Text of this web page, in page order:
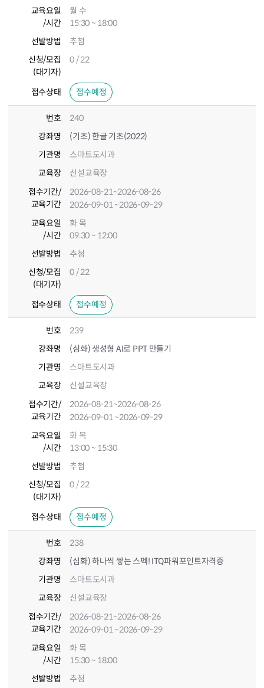
교육요일
/시간
월 수
15:30 ~ 18:00
선발방법
추첨
신청/모집
(대기자)
0 / 22
접수상태 접수예정
번호
240
강좌명
(기초) 한글 기초(2022)
기관명
스마트도시과
교육장
신설교육장
접수기간/
교육기간
2026-08-21~2026-08-26
2026-09-01~2026-09-29
교육요일
/시간
화 목
09:30 ~ 12:00
선발방법
추첨
신청/모집
(대기자)
0 / 22
접수상태 접수예정
번호
239
강좌명
(심화) 생성형 AI로 PPT 만들기
기관명
스마트도시과
교육장
신설교육장
접수기간/
교육기간
2026-08-21~2026-08-26
2026-09-01~2026-09-29
교육요일
/시간
화 목
13:00 ~ 15:30
선발방법
추첨
신청/모집
(대기자)
0 / 22
접수상태 접수예정
번호
238
강좌명
(심화) 하나씩 쌓는 스펙! ITQ파워포인트자격증
기관명
스마트도시과
교육장
신설교육장
접수기간/
교육기간
2026-08-21~2026-08-26
2026-09-01~2026-09-29
교육요일
/시간
화 목
15:30 ~ 18:00
선발방법
추첨